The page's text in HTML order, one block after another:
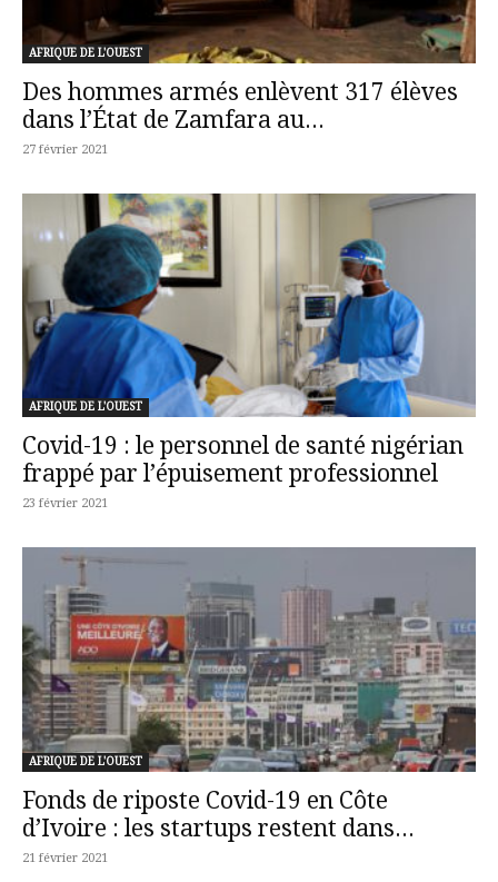
AFRIQUE DE L'OUEST
Des hommes armés enlèvent 317 élèves
dans l’État de Zamfara au...
27 février 2021
AFRIQUE DE L'OUEST
Covid-19 : le personnel de santé nigérian
frappé par l’épuisement professionnel
23 février 2021
AFRIQUE DE L'OUEST
Fonds de riposte Covid-19 en Côte
d’Ivoire : les startups restent dans...
21 février 2021